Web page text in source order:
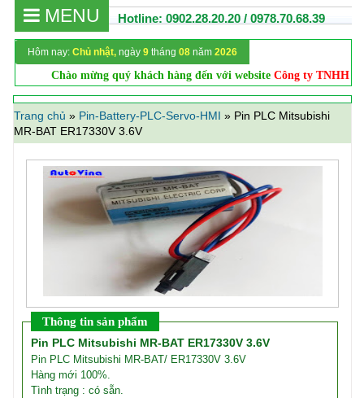
Hotline: 0902.28.20.20 / 0978.70.68.39
MENU
Hôm nay: Chủ nhật, ngày 9 tháng 08 năm 2026
Chào mừng quý khách hàng đến với websiteCông ty TNHH
Trang chủ » Pin-Battery-PLC-Servo-HMI » Pin PLC Mitsubishi
MR-BAT ER17330V 3.6V
Thông tin sản phẩm
Pin PLC Mitsubishi MR-BAT ER17330V 3.6V
Pin PLC Mitsubishi MR-BAT/ ER17330V 3.6V
Hàng mới 100%.
Tình trạng : có sẵn.